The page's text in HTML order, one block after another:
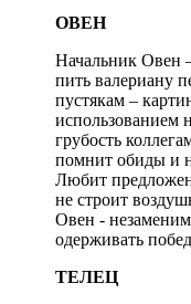
ОВЕН
Начальник Овен
пить валериану
пустякам –
использованием
грубость
помнит обиды и
Любит
не строит
Овен -
одерживать
ТЕЛЕЦ